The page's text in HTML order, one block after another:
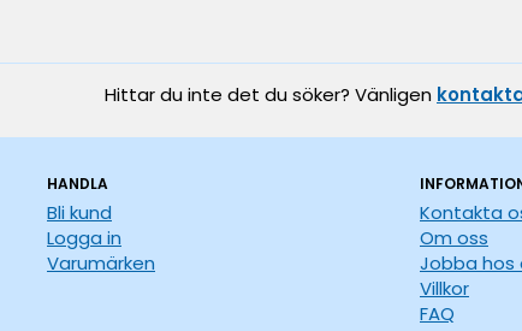
Hittar du inte det du söker? Vänligen
HANDLA
Bli kund
Logga in
Varumärken
Kontakta
Om oss
Jobba hos
Villkor
FAQ